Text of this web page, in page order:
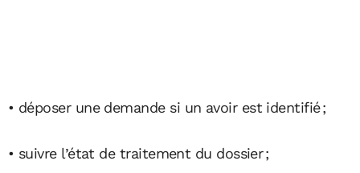
• déposer une demande si un avoir est identifié ;
• suivre l’état de traitement du dossier ;